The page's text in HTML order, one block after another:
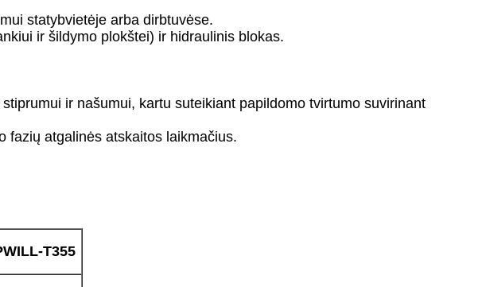
statybvietėje arba dirbtuvėse.
ir šildymo plokštei) ir hidraulinis blokas.
ir našumui, kartu suteikiant papildomo tvirtumo suvirinant
fazių atgalinės atskaitos laikmačius.
T355